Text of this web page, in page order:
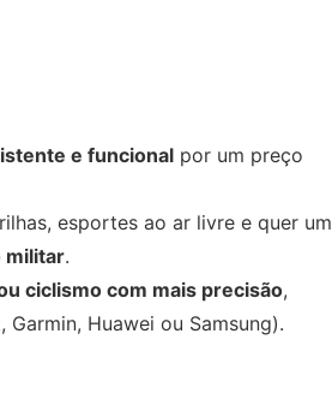
e funcional por um preço
esportes ao ar livre e quer um
militar.
ciclismo com mais precisão,
Huawei ou Samsung).